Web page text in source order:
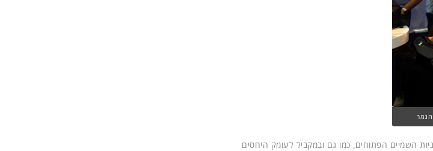
הנמר
השמיים הפתוחים, כמו גם ובמקביל לעומק היחסים